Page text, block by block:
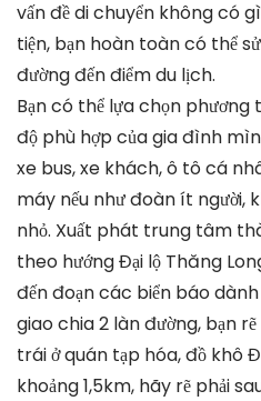
vấn đề di chuyển không có
tiện, bạn hoàn toàn có thể
đường đến điểm du lịch.
Bạn có thể lựa chọn
độ phù hợp của gia đình
xe bus, xe khách, ô tô cá
máy nếu như đoàn ít người,
nhỏ. Xuất phát trung tâm
theo hướng Đại lộ Thăng
đến đoạn các biển báo
giao chia 2 làn đường, bạn
trái ở quán tạp hóa, đồ khô
khoảng 1,5km, hãy rẽ phải